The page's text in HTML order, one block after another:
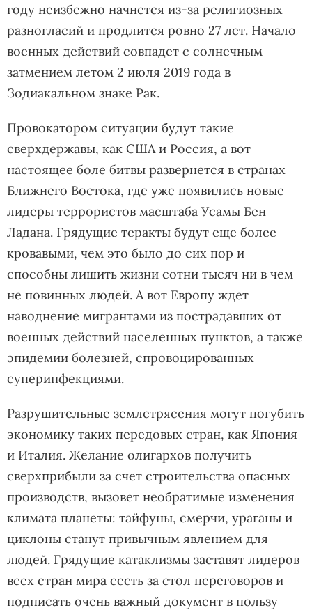
году неизбежно начнется из-за религиозных
разногласий и продлится ровно 27 лет. Начало
военных действий совпадет с солнечным
затмением летом 2 июля 2019 года в
Зодиакальном знаке Рак.
Провокатором ситуации будут такие
сверхдержавы, как США и Россия, а вот
настоящее боле битвы развернется в странах
Ближнего Востока, где уже появились новые
лидеры террористов масштаба Усамы Бен
Ладана. Грядущие теракты будут еще более
кровавыми, чем это было до сих пор и
способны лишить жизни сотни тысяч ни в чем
не повинных людей. А вот Европу ждет
наводнение мигрантами из пострадавших от
военных действий населенных пунктов, а также
эпидемии болезней, спровоцированных
суперинфекциями.
Разрушительные землетрясения могут погубить
экономику таких передовых стран, как Япония
и Италия. Желание олигархов получить
сверхприбыли за счет строительства опасных
производств, вызовет необратимые изменения
климата планеты: тайфуны, смерчи, ураганы и
циклоны станут привычным явлением для
людей. Грядущие катаклизмы заставят лидеров
всех стран мира сесть за стол переговоров и
подписать очень важный документ в пользу